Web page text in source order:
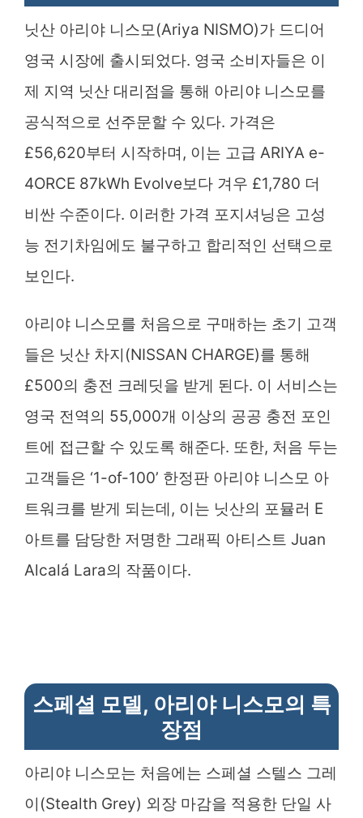
닛산 아리야 니스모(Ariya NISMO)가 드디어
영국 시장에 출시되었다. 영국 소비자들은 이
제 지역 닛산 대리점을 통해 아리야 니스모를
공식적으로 선주문할 수 있다. 가격은
£56,620부터 시작하며, 이는 고급 ARIYA e-
4ORCE 87kWh Evolve보다 겨우 £1,780 더
비싼 수준이다. 이러한 가격 포지셔닝은 고성
능 전기차임에도 불구하고 합리적인 선택으로
보인다.
아리야 니스모를 처음으로 구매하는 초기 고객
들은 닛산 차지(NISSAN CHARGE)를 통해
£500의 충전 크레딧을 받게 된다. 이 서비스는
영국 전역의 55,000개 이상의 공공 충전 포인
트에 접근할 수 있도록 해준다. 또한, 처음 두는
고객들은 ‘1-of-100’ 한정판 아리야 니스모 아
트워크를 받게 되는데, 이는 닛산의 포뮬러 E
아트를 담당한 저명한 그래픽 아티스트 Juan
Alcalá Lara의 작품이다.
스페셜 모델, 아리야 니스모의 특
장점
아리야 니스모는 처음에는 스페셜 스텔스 그레
이(Stealth Grey) 외장 마감을 적용한 단일 사